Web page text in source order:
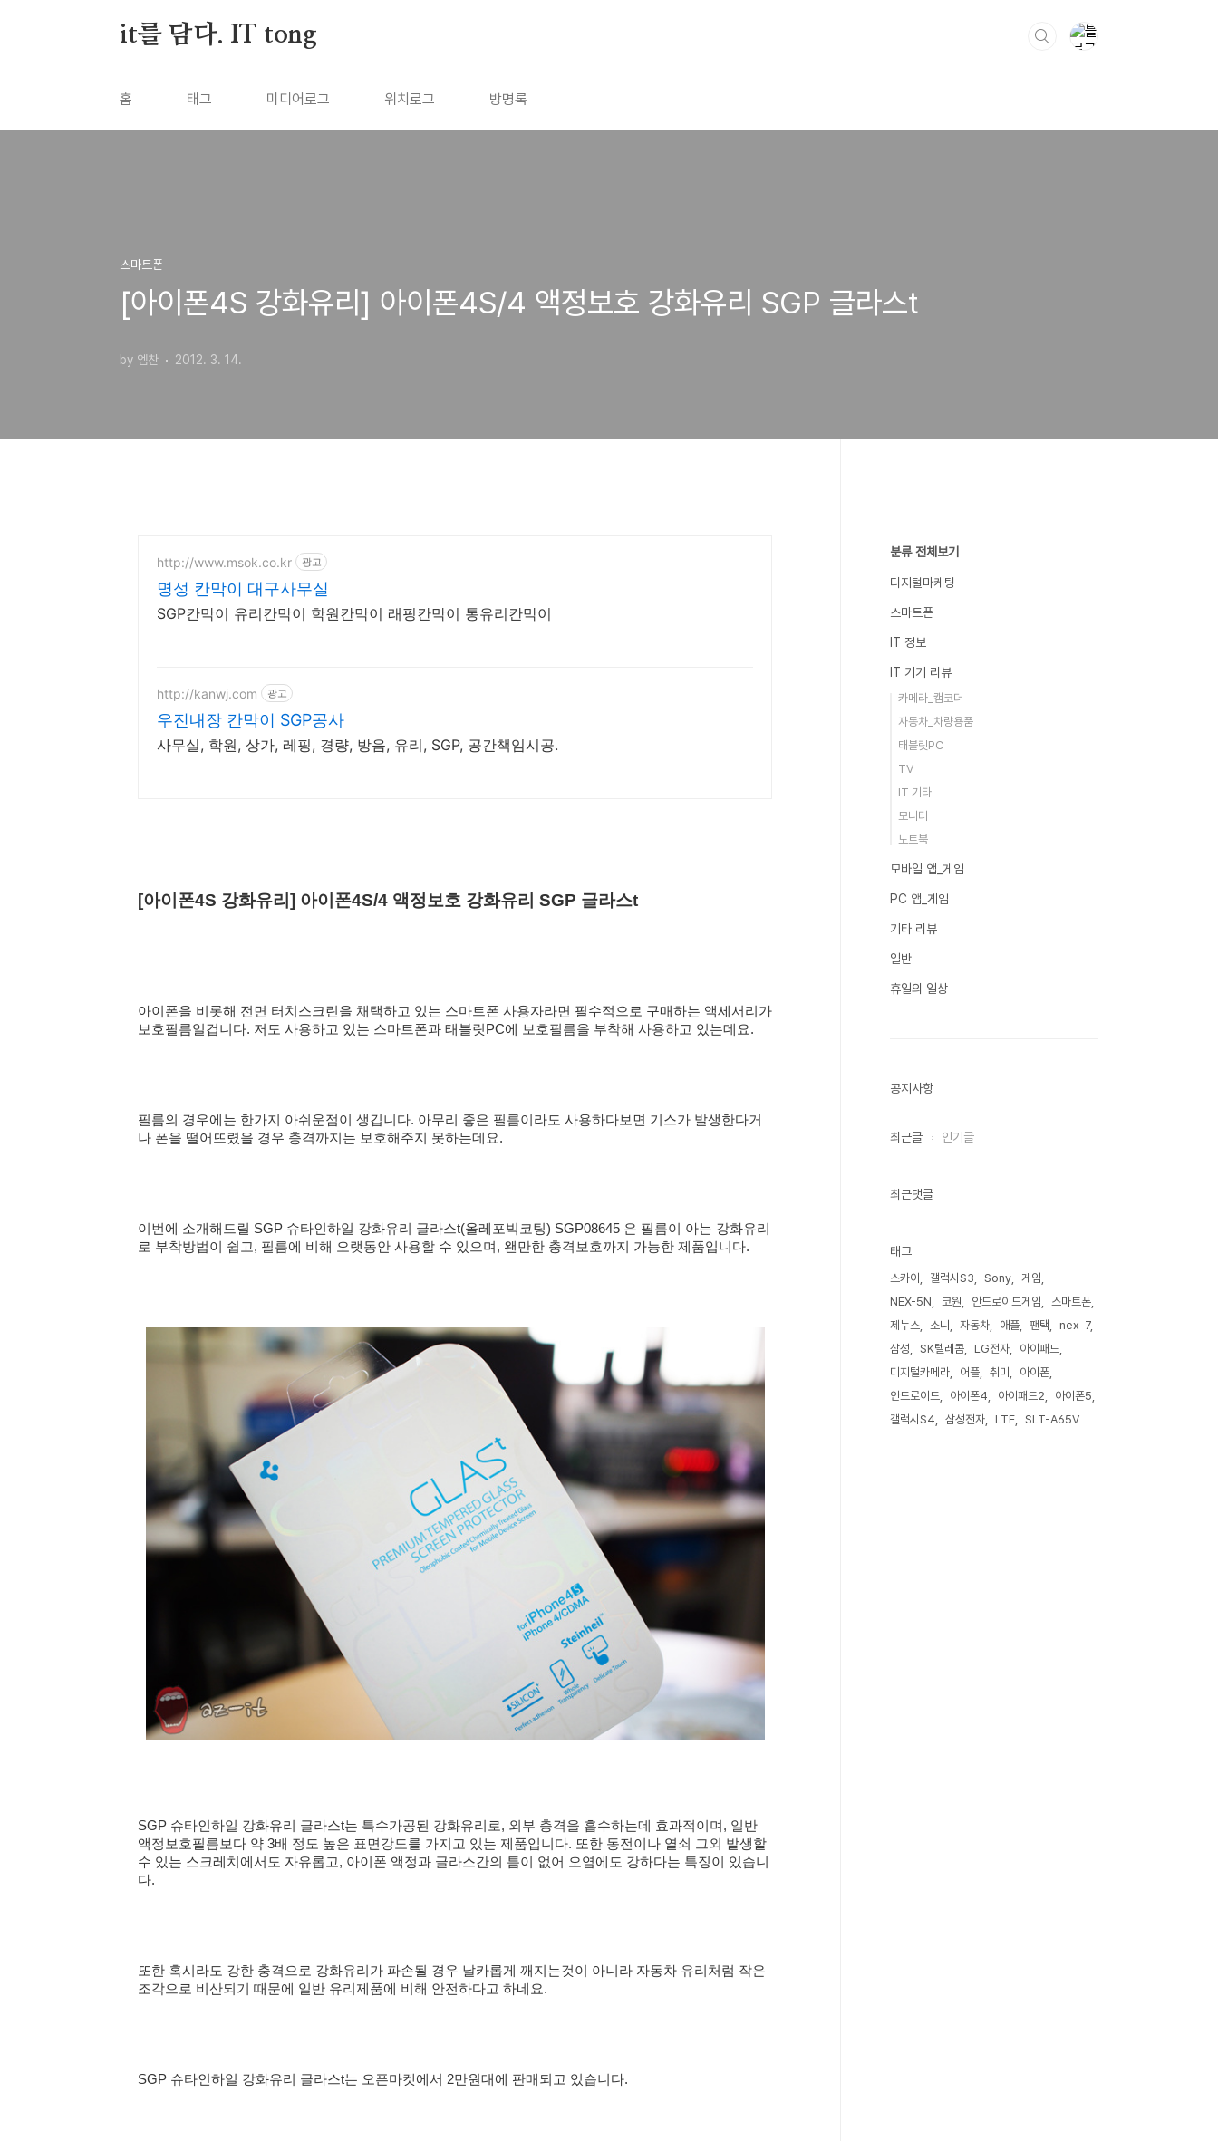
it를 담다. IT tong
홈 태그 미디어로그 위치로그 방명록
스마트폰
[아이폰4S 강화유리] 아이폰4S/4 액정보호 강화유리 SGP 글라스t
by 엠찬 2012. 3. 14.
http://www.msok.co.kr 광고
명성 칸막이 대구사무실
SGP칸막이 유리칸막이 학원칸막이 래핑칸막이 통유리칸막이
http://kanwj.com 광고
우진내장 칸막이 SGP공사
사무실, 학원, 상가, 레핑, 경량, 방음, 유리, SGP, 공간책임시공.
[아이폰4S 강화유리] 아이폰4S/4 액정보호 강화유리 SGP 글라스t
아이폰을 비롯해 전면 터치스크린을 채택하고 있는 스마트폰 사용자라면 필수적으로 구매하는 액세서리가
보호필름일겁니다. 저도 사용하고 있는 스마트폰과 태블릿PC에 보호필름을 부착해 사용하고 있는데요.
필름의 경우에는 한가지 아쉬운점이 생깁니다. 아무리 좋은 필름이라도 사용하다보면 기스가 발생한다거
나 폰을 떨어뜨렸을 경우 충격까지는 보호해주지 못하는데요.
이번에 소개해드릴 SGP 슈타인하일 강화유리 글라스t(올레포빅코팅) SGP08645 은 필름이 아는 강화유리
로 부착방법이 쉽고, 필름에 비해 오랫동안 사용할 수 있으며, 왠만한 충격보호까지 가능한 제품입니다.
SGP 슈타인하일 강화유리 글라스t는 특수가공된 강화유리로, 외부 충격을 흡수하는데 효과적이며, 일반
액정보호필름보다 약 3배 정도 높은 표면강도를 가지고 있는 제품입니다. 또한 동전이나 열쇠 그외 발생할
수 있는 스크레치에서도 자유롭고, 아이폰 액정과 글라스간의 틈이 없어 오염에도 강하다는 특징이 있습니
다.
또한 혹시라도 강한 충격으로 강화유리가 파손될 경우 날카롭게 깨지는것이 아니라 자동차 유리처럼 작은
조각으로 비산되기 때문에 일반 유리제품에 비해 안전하다고 하네요.
SGP 슈타인하일 강화유리 글라스t는 오픈마켓에서 2만원대에 판매되고 있습니다.
분류 전체보기
디지털마케팅
스마트폰
IT 정보
IT 기기 리뷰
카메라_캠코더
자동차_차량용품
태블릿PC
TV
IT 기타
모니터
노트북
모바일 앱_게임
PC 앱_게임
기타 리뷰
일반
휴일의 일상
공지사항
최근글 인기글
최근댓글
태그
스카이 갤럭시S3 Sony
게임
NEX-5N
코원 안드로이드게임
스마트폰
제누스
소니 자동차 애플 팬택
nex-7
삼성
SK텔레콤 LG전자
아이패드
디지털카메라
어플 취미
아이폰
안드로이드
아이폰4 아이패드2
아이폰5
갤럭시S4
삼성전자 LTE SLT-A65V